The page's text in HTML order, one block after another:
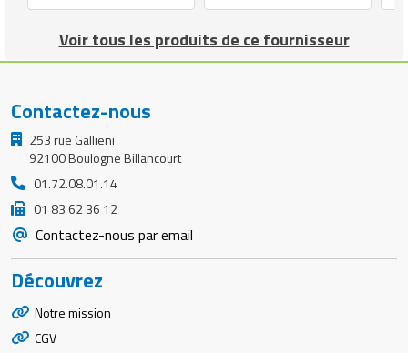
Voir tous les produits de ce fournisseur
Contactez-nous
253 rue Gallieni
92100 Boulogne Billancourt
01.72.08.01.14
01 83 62 36 12
Contactez-nous par email
Découvrez
Notre mission
CGV